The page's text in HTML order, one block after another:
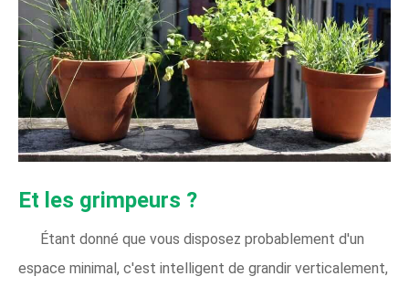
Et les grimpeurs ?
Étant donné que vous disposez probablement d'un
espace minimal, c'est intelligent de grandir verticalement,